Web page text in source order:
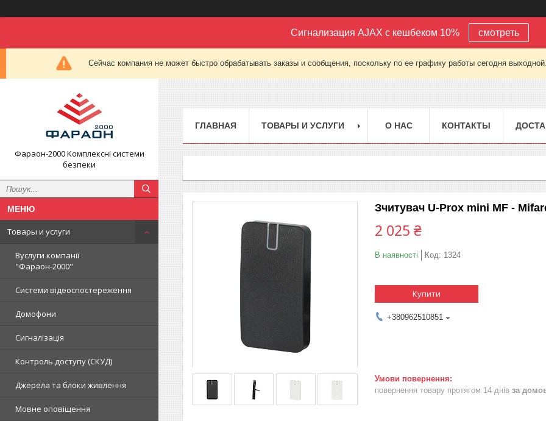
Сигнализация AJAX с кешбеком 10% смотреть
Сейчас компания не может быстро обрабатывать заказы и сообщения, поскольку по ее графику работы сегодня
Фараон-2000 Комплексні системи
безпеки
Товары и услуги
Вуслуги компанії
"Фараон-2000"
Системи відеоспостереження
Домофони
Сигналізація
Контроль доступу (СКУД)
Джерела та блоки живлення
Мовне оповіщення
ГЛАВНАЯ ТОВАРЫ И УСЛУГИ О НАС КОНТАКТЫ
Зчитувач U-Prox mini MF -
2 025 ₴
В наявності Код: 1324
Купити
+380962510851
повернення товару протягом 14 днів за